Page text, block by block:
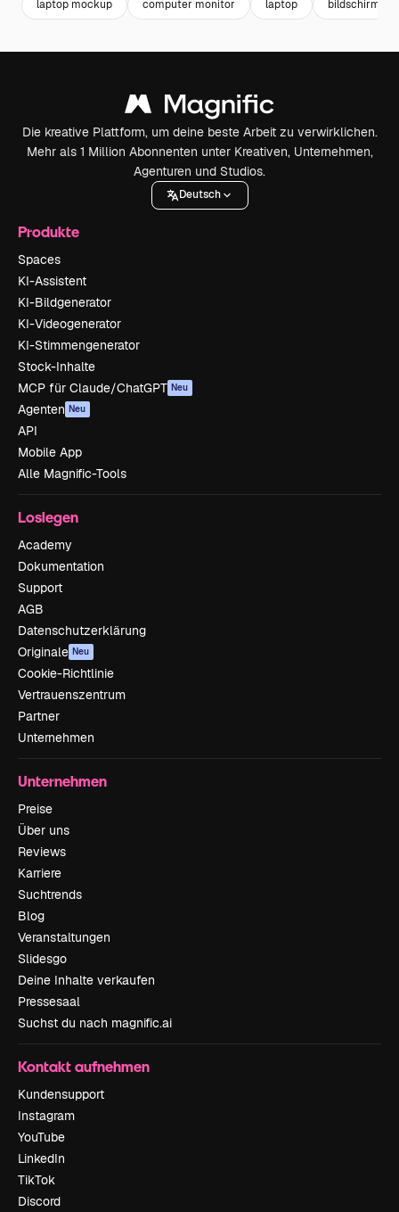
laptop mockup computer monitor laptop bildschirm
Die kreative Plattform, um deine beste Arbeit zu verwirklichen.
Mehr als 1 Million Abonnenten unter Kreativen, Unternehmen,
Agenturen und Studios.
Deutsch
Produkte
Spaces
KI-Assistent
KI-Bildgenerator
KI-Videogenerator
KI-Stimmengenerator
Stock-Inhalte
MCP für Claude/ChatGPT Neu
Agenten Neu
API
Mobile App
Alle Magnific-Tools
Loslegen
Academy
Dokumentation
Support
AGB
Datenschutzerklärung
Originale Neu
Cookie-Richtlinie
Vertrauenszentrum
Partner
Unternehmen
Unternehmen
Preise
Über uns
Reviews
Karriere
Suchtrends
Blog
Veranstaltungen
Slidesgo
Deine Inhalte verkaufen
Pressesaal
Suchst du nach magnific.ai
Kontakt aufnehmen
Kundensupport
Instagram
YouTube
LinkedIn
TikTok
Discord